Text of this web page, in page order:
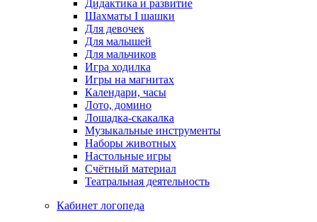
Дидактика и развитие
Шахматы I шашки
Для девочек
Для малышей
Для мальчиков
Игра ходилка
Игры на магнитах
Календари, часы
Лото, домино
Лошадка-скакалка
Музыкальные инструменты
Наборы животных
Настольные игры
Счётный материал
Театральная деятельность
Кабинет логопеда